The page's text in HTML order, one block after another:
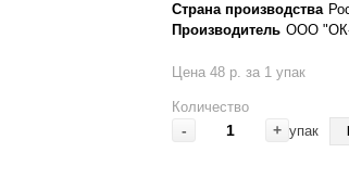
Страна производства
Производитель ООО
Цена 48 р. за 1 упак
Количество
- + упак